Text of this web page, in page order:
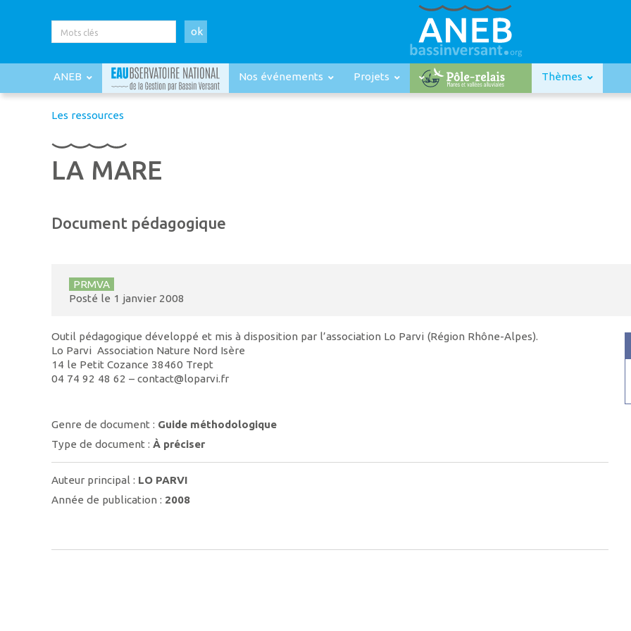
ok
ANEB Nos événements Projets Thèmes
Les ressources
LA MARE
Document pédagogique
PRMVA
Posté le 1 janvier 2008
Outil pédagogique développé et mis à disposition par l’association Lo Parvi (Région Rhône-Alpes).
Lo Parvi  Association Nature Nord Isère
14 le Petit Cozance 38460 Trept
04 74 92 48 62 – contact@loparvi.fr
Genre de document : Guide méthodologique
Type de document :À préciser
Auteur principal : LO PARVI
Année de publication : 2008